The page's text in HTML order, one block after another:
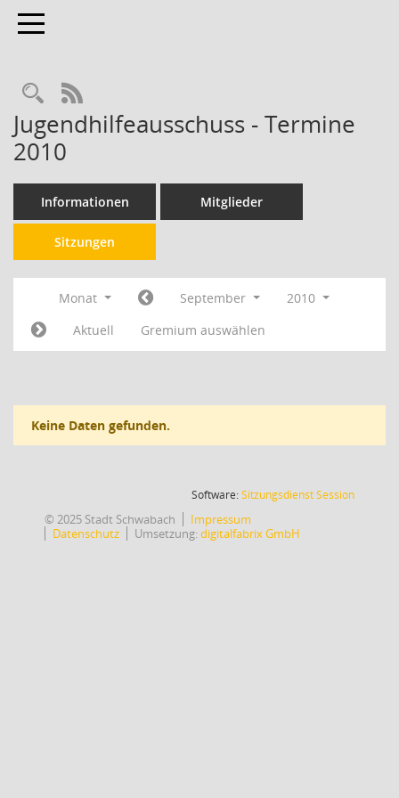
Toggle navigation
RSS-Feed
Jugendhilfeausschuss - Termine
2010
Informationen Mitglieder
Sitzungen
Monat September
2010
Aktuell
Gremium auswählen
Keine Daten gefunden.
Software:SitzungsdienstSession(Wird in
© 2025 Stadt Schwabach
Impressum
Datenschutz
Umsetzung:digitalfabrix GmbH